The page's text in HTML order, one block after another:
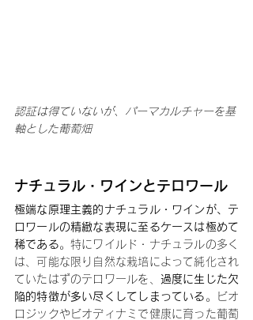
認証は得ていないが、パーマカルチャーを基
軸とした葡萄畑
ナチュラル・ワインとテロワール
極端な原理主義的ナチュラル・ワインが、テ
ロワールの精緻な表現に至るケースは極めて
稀である。特にワイルド・ナチュラルの多く
は、可能な限り自然な栽培によって純化され
ていたはずのテロワールを、 過度に生じた欠
陥的特徴が多い尽くしてしまっている 。ビオ
ロジックやビオディナミで健康に育った葡萄